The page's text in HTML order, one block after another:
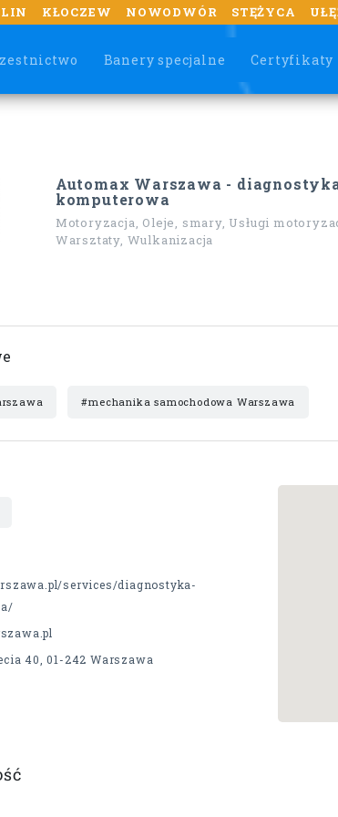
KŁOCZEW NOWODWÓR STĘŻYCA
Banery specjalne Certyfikaty
Automax Warszawa -
komputerowa
Motoryzacja, Oleje, smary, Usługi
Warsztaty, Wulkanizacja
#mechanika samochodowa Warszawa
services/diagnostyka-
40, 01-242 Warszawa